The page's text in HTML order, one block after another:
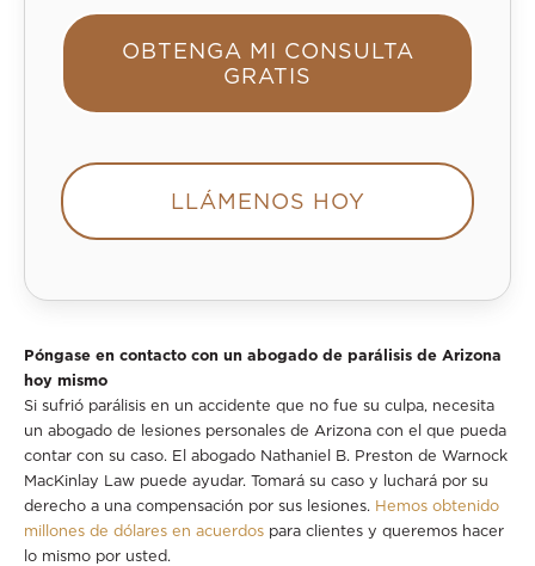
OBTENGA MI CONSULTA
GRATIS
LLÁMENOS HOY
Póngase en contacto con un abogado de parálisis de Arizona
hoy mismo
Si sufrió parálisis en un accidente que no fue su culpa, necesita
un abogado de lesiones personales de Arizona con el que pueda
contar con su caso. El abogado Nathaniel B. Preston de Warnock
MacKinlay Law puede ayudar. Tomará su caso y luchará por su
derecho a una compensación por sus lesiones. Hemos obtenido
millones de dólares en acuerdos para clientes y queremos hacer
lo mismo por usted.